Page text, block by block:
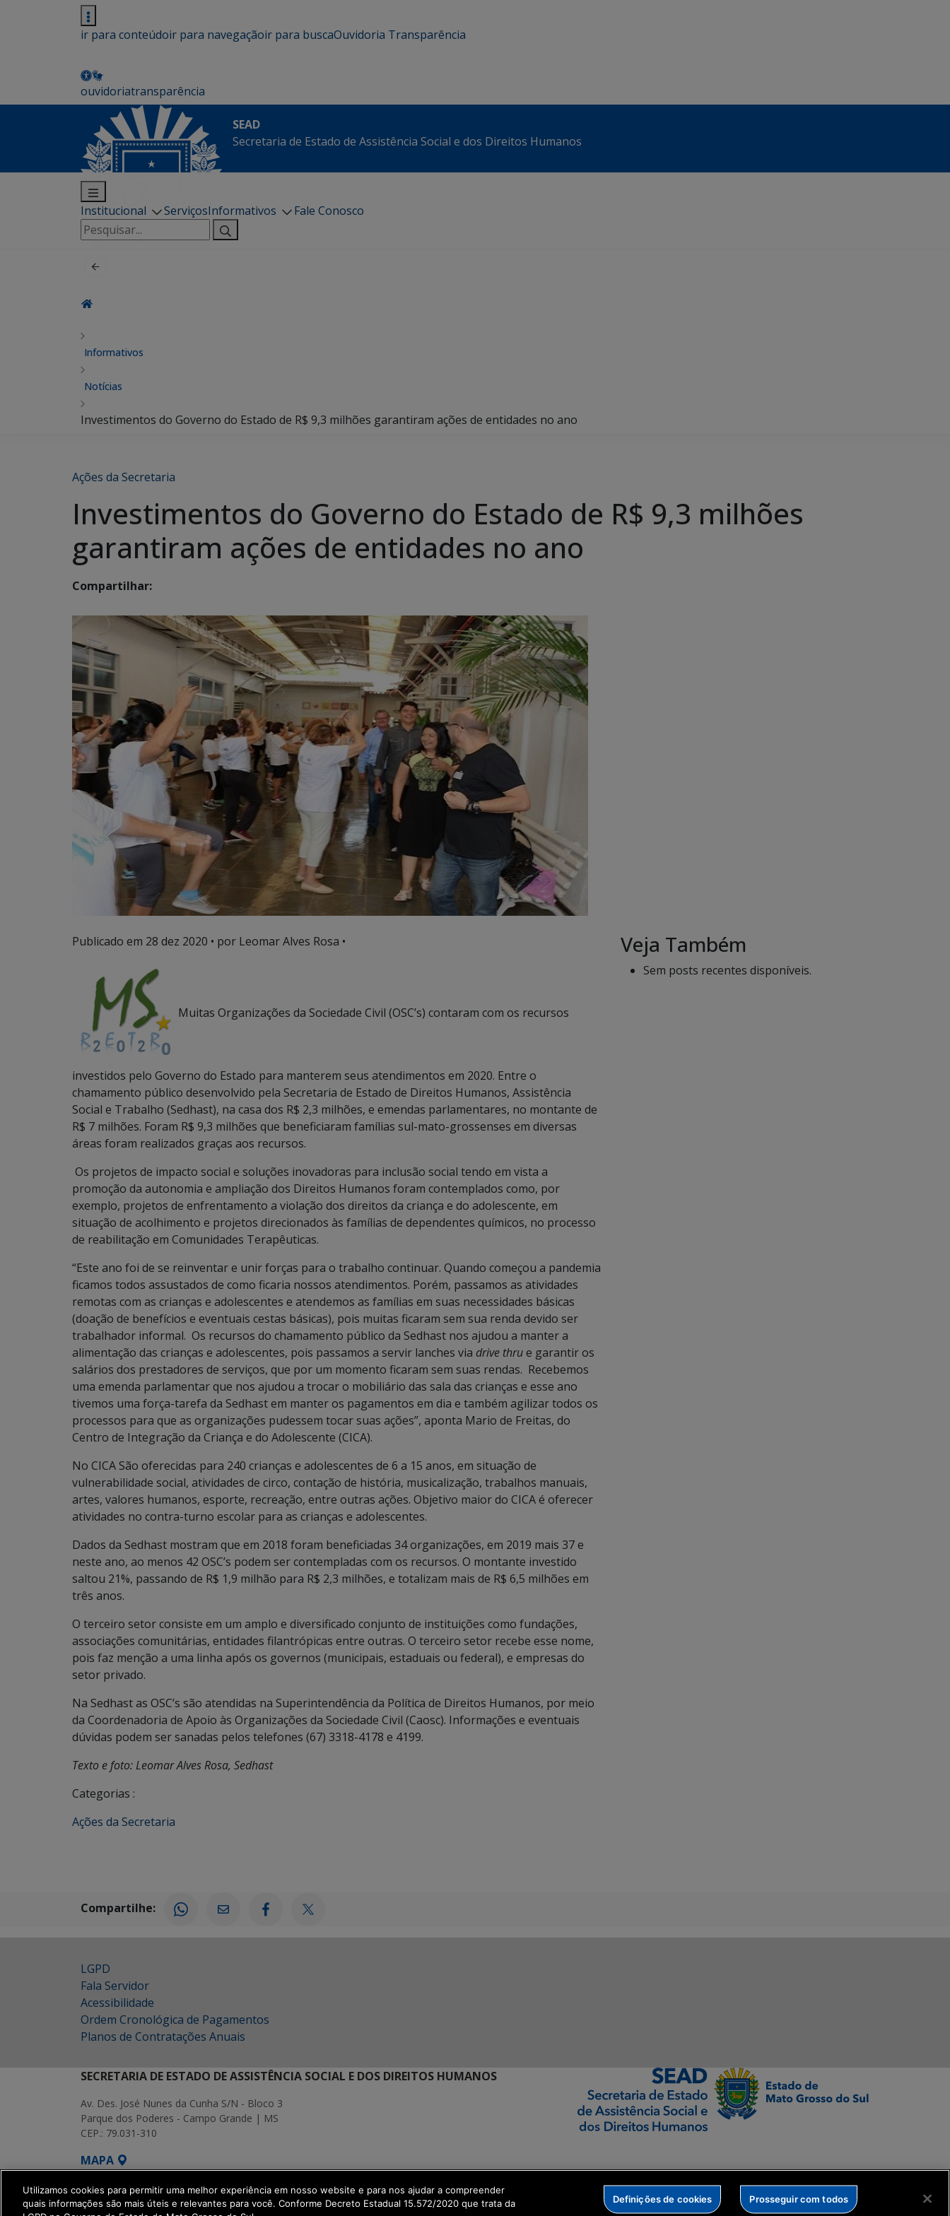
ir para conteúdoir para navegaçãoir para buscaOuvidoria Transparência
ouvidoriatransparência
SEAD
Secretaria de Estado de Assistência Social e dos Direitos Humanos
Institucional ServiçosInformativos
Fale Conosco
Pesquisar
por:
Informativos
Notícias
Investimentos do Governo do Estado de R$ 9,3 milhões garantiram ações de entidades no ano
Ações da Secretaria
Investimentos do Governo do Estado de R$ 9,3 milhões
garantiram ações de entidades no ano
Compartilhar:
Publicado em 28 dez 2020 • por Leomar Alves Rosa •
Muitas Organizações da Sociedade Civil (OSC’s) contaram com os recursos
investidos pelo Governo do Estado para manterem seus atendimentos em 2020. Entre o
chamamento público desenvolvido pela Secretaria de Estado de Direitos Humanos, Assistência
Social e Trabalho (Sedhast), na casa dos R$ 2,3 milhões, e emendas parlamentares, no montante de
R$ 7 milhões. Foram R$ 9,3 milhões que beneficiaram famílias sul-mato-grossenses em diversas
áreas foram realizados graças aos recursos.
Os projetos de impacto social e soluções inovadoras para inclusão social tendo em vista a
promoção da autonomia e ampliação dos Direitos Humanos foram contemplados como, por
exemplo, projetos de enfrentamento a violação dos direitos da criança e do adolescente, em
situação de acolhimento e projetos direcionados às famílias de dependentes químicos, no processo
de reabilitação em Comunidades Terapêuticas.
“Este ano foi de se reinventar e unir forças para o trabalho continuar. Quando começou a pandemia
ficamos todos assustados de como ficaria nossos atendimentos. Porém, passamos as atividades
remotas com as crianças e adolescentes e atendemos as famílias em suas necessidades básicas
(doação de benefícios e eventuais cestas básicas), pois muitas ficaram sem sua renda devido ser
trabalhador informal. Os recursos do chamamento público da Sedhast nos ajudou a manter a
alimentação das crianças e adolescentes, pois passamos a servir lanches via drive thrue garantir os
salários dos prestadores de serviços, que por um momento ficaram sem suas rendas. Recebemos
uma emenda parlamentar que nos ajudou a trocar o mobiliário das sala das crianças e esse ano
tivemos uma força-tarefa da Sedhast em manter os pagamentos em dia e também agilizar todos os
processos para que as organizações pudessem tocar suas ações”, aponta Mario de Freitas, do
Centro de Integração da Criança e do Adolescente (CICA).
No CICA São oferecidas para 240 crianças e adolescentes de 6 a 15 anos, em situação de
vulnerabilidade social, atividades de circo, contação de história, musicalização, trabalhos manuais,
artes, valores humanos, esporte, recreação, entre outras ações. Objetivo maior do CICA é oferecer
atividades no contra-turno escolar para as crianças e adolescentes.
Dados da Sedhast mostram que em 2018 foram beneficiadas 34 organizações, em 2019 mais 37 e
neste ano, ao menos 42 OSC’s podem ser contempladas com os recursos. O montante investido
saltou 21%, passando de R$ 1,9 milhão para R$ 2,3 milhões, e totalizam mais de R$ 6,5 milhões em
três anos.
O terceiro setor consiste em um amplo e diversificado conjunto de instituições como fundações,
associações comunitárias, entidades filantrópicas entre outras. O terceiro setor recebe esse nome,
pois faz menção a uma linha após os governos (municipais, estaduais ou federal), e empresas do
setor privado.
Na Sedhast as OSC’s são atendidas na Superintendência da Política de Direitos Humanos, por meio
da Coordenadoria de Apoio às Organizações da Sociedade Civil (Caosc). Informações e eventuais
dúvidas podem ser sanadas pelos telefones (67) 3318-4178 e 4199.
Texto e foto: Leomar Alves Rosa, Sedhast
Categorias :
Ações da Secretaria
Veja Também
Sem posts recentes disponíveis.
Compartilhe:
LGPD
Fala Servidor
Acessibilidade
Ordem Cronológica de Pagamentos
Planos de Contratações Anuais
SECRETARIA DE ESTADO DE ASSISTÊNCIA SOCIAL E DOS DIREITOS HUMANOS
Av. Des. José Nunes da Cunha S/N - Bloco 3
Parque dos Poderes - Campo Grande | MS
CEP.: 79.031-310
MAPA
SETDIG | Secretaria-Executiva de Transformação Digital
Utilizamos cookies para permitir uma melhor experiência em nosso website e para nos ajudar a compreender
quais informações são mais úteis e relevantes para você. Conforme Decreto Estadual 15.572/2020 que trata da
Definições de cookies Prosseguir com todos